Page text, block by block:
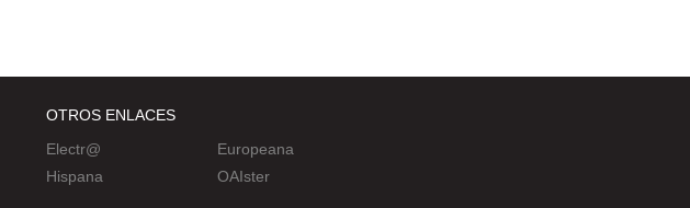
OTROS ENLACES
Electr@
Hispana
Europeana
OAIster